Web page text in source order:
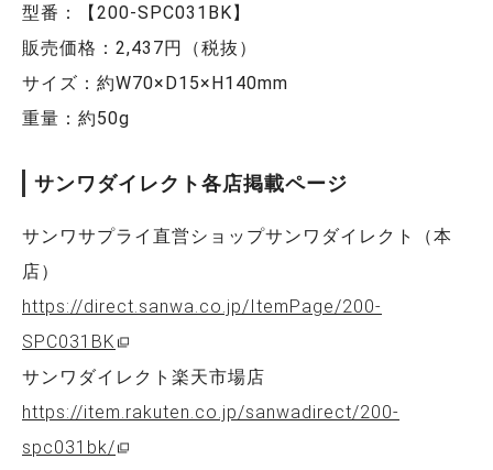
型番：【200-SPC031BK】
販売価格：2,437円（税抜）
サイズ：約W70×D15×H140mm
重量：約50g
サンワダイレクト各店掲載ページ
サンワサプライ直営ショップサンワダイレクト（本
店）
https://direct.sanwa.co.jp/ItemPage/200-
SPC031BK
サンワダイレクト楽天市場店
https://item.rakuten.co.jp/sanwadirect/200-
spc031bk/